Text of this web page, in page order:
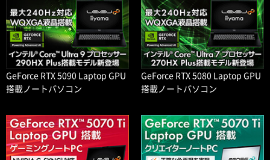
GeForce RTX 5090 Laptop GPU
搭載ノートパソコン
GeForce RTX 5080 Laptop GPU
搭載ノートパソコン